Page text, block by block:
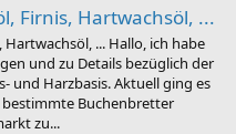
Firnis, Hartwachsöl, ...
... Hallo, ich habe
und zu Details bezüglich der
und Harzbasis. Aktuell ging es
Buchenbretter
zu...